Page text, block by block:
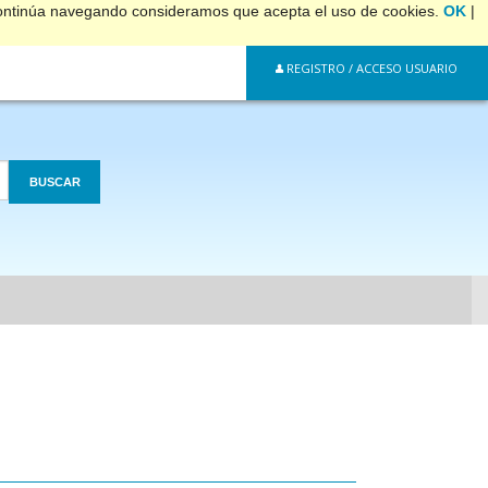
navegando consideramos que acepta el uso de cookies. OK |
REGISTRO / ACCESO USUARIO
BUSCAR